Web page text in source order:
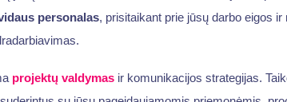
personalas, prisitaikant prie jūsų darbo eigos
projektų valdymasir komunikacijos strategijas.